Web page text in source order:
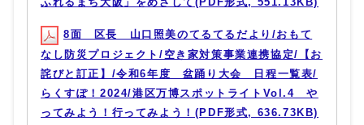
8面 区長 山口照美のてるてるだより/おもて
なし防災プロジェクト/空き家対策事業連携協定/【お
詫びと訂正】/令和6年度 盆踊り大会 日程一覧表/
らくすぽ！2024/港区万博スポットライトVol.4 や
ってみよう！行ってみよう！(PDF形式, 636.73KB)